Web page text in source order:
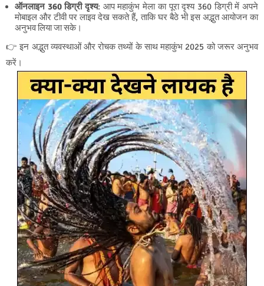
ऑनलाइन 360 डिग्री दृश्य: आप महाकुंभ मेला का पूरा दृश्य 360 डिग्री में अपने
मोबाइल और टीवी पर लाइव देख सकते हैं, ताकि घर बैठे भी इस अद्भुत आयोजन का
अनुभव लिया जा सके।
👉 इन अद्भुत व्यवस्थाओं और रोचक तथ्यों के साथ महाकुंभ 2025 को जरूर अनुभव
करें।